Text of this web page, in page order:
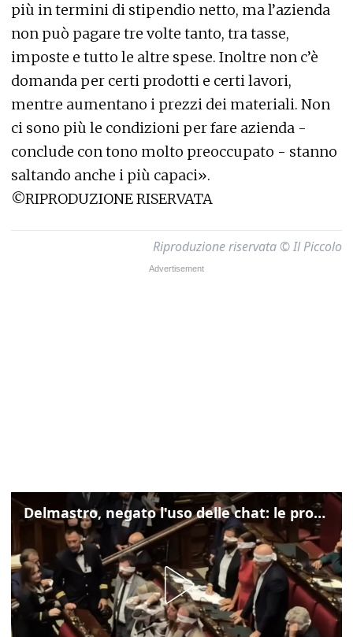
più in termini di stipendio netto, ma l’azienda
non può pagare tre volte tanto, tra tasse,
imposte e tutto le altre spese. Inoltre non c’è
domanda per certi prodotti e certi lavori,
mentre aumentano i prezzi dei materiali. Non
ci sono più le condizioni per fare azienda -
conclude con tono molto preoccupato - stanno
saltando anche i più capaci».
©RIPRODUZIONE RISERVATA
Riproduzione riservata © Il Piccolo
Delmastro, negato l'uso delle chat: le proteste di Avs e M5s